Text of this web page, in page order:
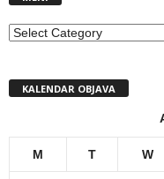
MENI
KALENDAR OBJAVA
M T W